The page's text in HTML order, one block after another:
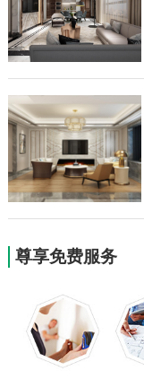
尊享免费服务